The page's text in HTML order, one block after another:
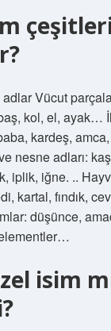
Vücut
kol, el, ayak…
kardeş,
nesne adları:
iplik, iğne. ..
kartal, fındık,
düşünce,
isim